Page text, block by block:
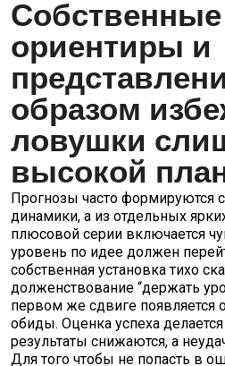
Собственные
ориентиры и
образом
ловушки
высокой
Прогнозы часто формируются
динамики, а из отдельных
плюсовой серии включается
уровень по идее должен
собственная установка тихо
долженствование “держать
первом же сдвиге появляется
обиды. Оценка успеха
результаты снижаются, а
Для того чтобы не попасть в